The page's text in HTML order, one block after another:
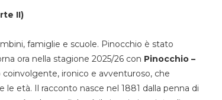
II)
famiglie e scuole. Pinocchio è stato
ora nella stagione 2025/26 con Pinocchio –
ironico e avventuroso, che
età. Il racconto nasce nel 1881 dalla penna di